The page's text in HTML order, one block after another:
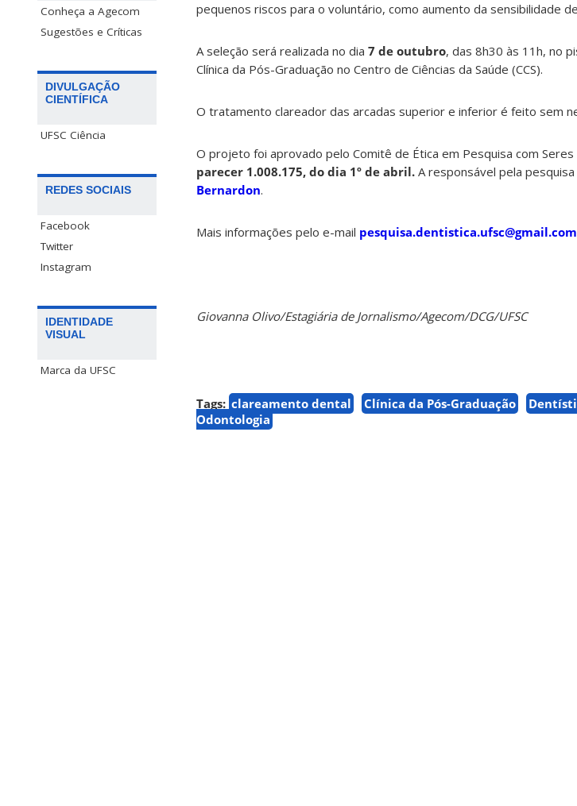
Conheça a Agecom
Sugestões e Críticas
DIVULGAÇÃO
CIENTÍFICA
UFSC Ciência
REDES SOCIAIS
Facebook
Twitter
Instagram
IDENTIDADE
VISUAL
Marca da UFSC
pequenos riscos para o voluntário, como aumento da sensibilidade
A seleção será realizada no dia 7 de outubro, das 8h30 às 11h, no
Clínica da Pós-Graduação no Centro de Ciências da Saúde (CCS).
O tratamento clareador das arcadas superior e inferior é feito sem
O projeto foi aprovado pelo Comitê de Ética em Pesquisa com Seres
parecer 1.008.175, do dia 1º de abril. A responsável pela
Bernardon.
Mais informações pelo e-mail pesquisa.dentistica.ufsc@gmail.com
Giovanna Olivo/Estagiária de Jornalismo/Agecom/DCG/UFSC
Tags: clareamento dental Clínica da Pós-Graduação
Odontologia